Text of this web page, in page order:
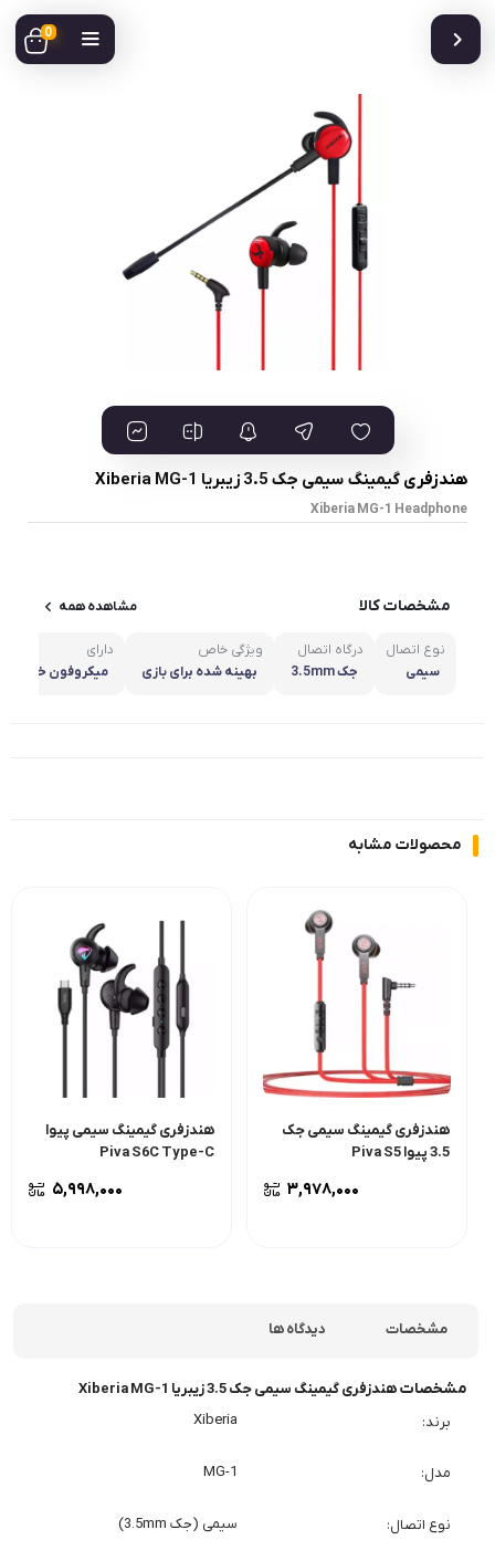
0
هندزفری گیمینگ سیمی جک 3.5 زیبریا Xiberia MG-1
Xiberia MG-1 Headphone
مشخصات کالا مشاهده همه
نوع اتصال
سیمی
درگاه اتصال
جک 3.5mm
ویژگی خاص
بهینه شده برای بازی
دارای
میکروفون خلبانی
محصولات مشابه
هندزفری گیمینگ سیمی جک
3.5 پیوا Piva S5
۳,۹۷۸,۰۰۰
هندزفری گیمینگ سیمی پیوا
Piva S6C Type-C
۵,۹۹۸,۰۰۰
مشخصات دیدگاه ها
مشخصاتهندزفری گیمینگ سیمی جک 3.5 زیبریا Xiberia MG-1
برند
Xiberia
مدل MG-1
نوع اتصال سیمی (جک 3.5mm)